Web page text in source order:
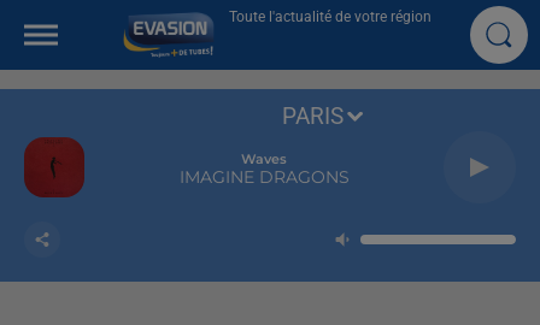
Toute l'actualité de votre région
Waves
IMAGINE DRAGONS
PARIS